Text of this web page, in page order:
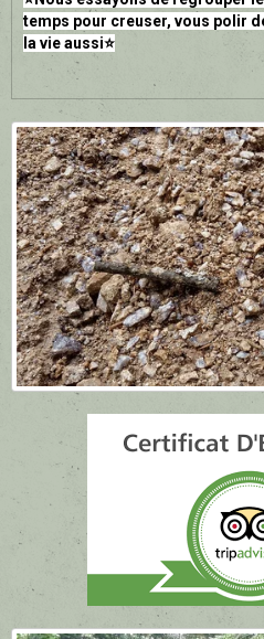
temps pour creuser, vous polir
la vie aussi⭐